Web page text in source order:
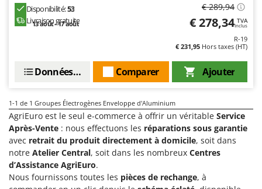
Effaroucheurs d'oiseaux
Effeuilleuses pour olives
Électropompes pour la maison et le jardin
Éleveuses artificielles pour poussins
Enrouleurs de filets pour olives
Épareuses pour tracteur
Épépineuses
Équipements de protection des voies respiratoires
Calory Forni
Campagnola
Ceccato Olindo
Char-Broil
Classe
Clementi
Cofra
Comet
Disponibilité:53
Livraison gratuite
13 août - 17 août
€ 289,94
€ 278,34 TVA
Inclus
R-19
€ 231,95 Hors taxes (HT)
Ajouter
Comparer
Données techniques
1-1 de 1 Groupes Électrogènes Enveloppe d'Aluminium
AgriEuro est le seul e-commerce à offrir un véritable Service
Après-Vente : nous effectuons les réparations sous garantie
avec retrait du produit directement à domicile, soit dans
notre Atelier Central, soit dans les nombreux Centres
d’Assistance AgriEuro.
Nous fournissons toutes les pièces de rechange, à